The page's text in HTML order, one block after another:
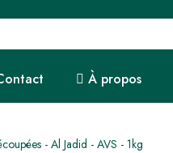
À propos
- Al Jadid - AVS - 1kg